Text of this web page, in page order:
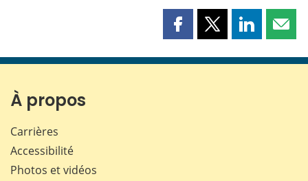
Partager
page
Partager
page
Partager
page page
À propos
Carrières
Accessibilité
Photos et vidéos